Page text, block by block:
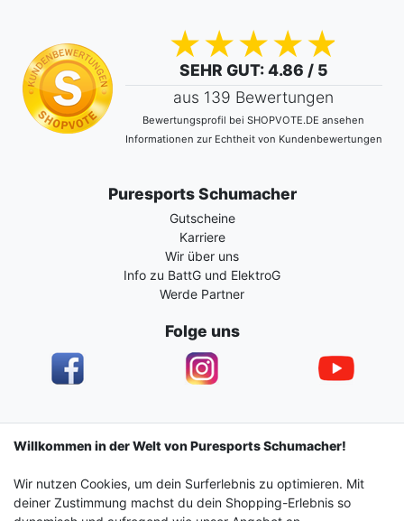
SEHR GUT: 4.86 / 5
aus 139 Bewertungen
Bewertungsprofil bei SHOPVOTE.DE ansehen
Informationen zur Echtheit von Kundenbewertungen
Puresports Schumacher
Gutscheine
Karriere
Wir über uns
Info zu BattG und ElektroG
Werde Partner
Folge uns
Impressum Daten­schutz­erklärung AGB
Barrierefreiheitserklärung Widerrufs­recht
Willkommen in der Welt von Puresports Schumacher!
Wir nutzen Cookies, um dein Surferlebnis zu optimieren. Mit
deiner Zustimmung machst du dein Shopping-Erlebnis so